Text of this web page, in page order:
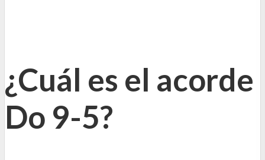
¿Cuál es el acorde
Do 9-5?